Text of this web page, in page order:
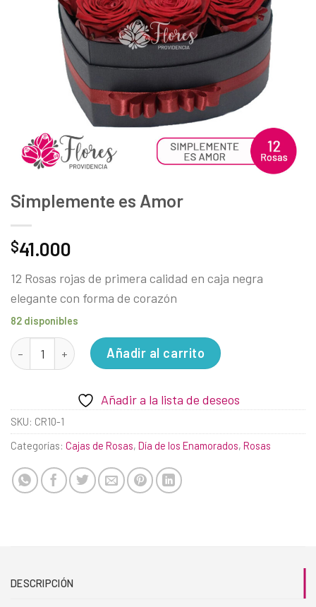
deseos
Simplemente es Amor
$41.000
12 Rosas rojas de primera calidad en caja negra
elegante con forma de corazón
82 disponibles
Simplemente es Amor cantidad
Añadir al carrito
Añadir a la lista de deseos
SKU: CR10-1
Categorías: Cajas de Rosas, Día de los Enamorados, Rosas
DESCRIPCIÓN